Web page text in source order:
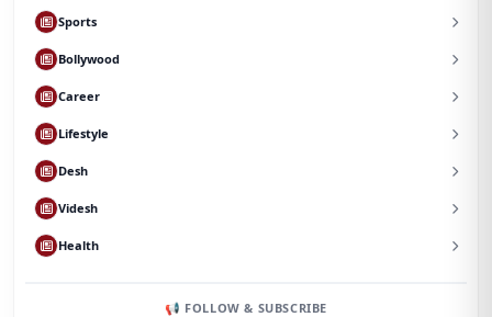
Sports
Bollywood
Career
Lifestyle
Desh
Videsh
Health
📢 FOLLOW & SUBSCRIBE